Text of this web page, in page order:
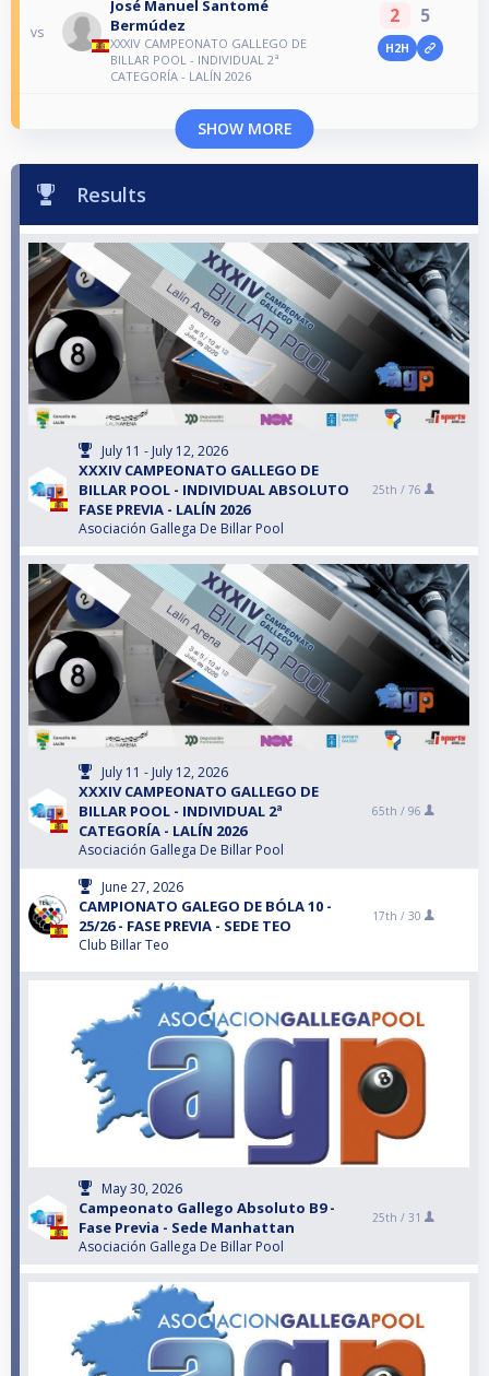
vs
José Manuel Santomé
Bermúdez
XXXIV CAMPEONATO GALLEGO DE
BILLAR POOL - INDIVIDUAL 2ª
CATEGORÍA - LALÍN 2026
2 5
H2H
SHOW MORE
Results
July 11 - July 12, 2026
XXXIV CAMPEONATO GALLEGO DE
BILLAR POOL - INDIVIDUAL ABSOLUTO
FASE PREVIA - LALÍN 2026
Asociación Gallega De Billar Pool
25th / 76
July 11 - July 12, 2026
XXXIV CAMPEONATO GALLEGO DE
BILLAR POOL - INDIVIDUAL 2ª
CATEGORÍA - LALÍN 2026
Asociación Gallega De Billar Pool
65th / 96
June 27, 2026
CAMPIONATO GALEGO DE BÓLA 10 -
25/26 - FASE PREVIA - SEDE TEO
Club Billar Teo
17th / 30
May 30, 2026
Campeonato Gallego Absoluto B9 -
Fase Previa - Sede Manhattan
Asociación Gallega De Billar Pool
25th / 31